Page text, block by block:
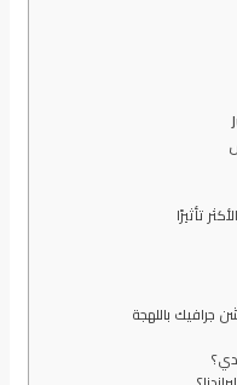
جرافيك باللهجة